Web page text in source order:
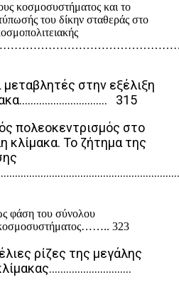
κοσμοσυστήματος και το
του δίκην σταθεράς στο
μεταβλητές στην εξέλιξη
315
πολεοκεντρισμός στο
κλίμακα. Το ζήτημα της
φάση του σύνολου
323
ρίζες της μεγάλης